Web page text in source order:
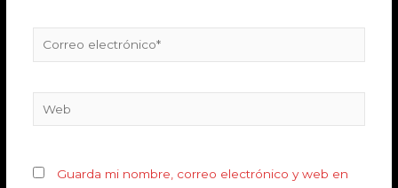
Guarda mi nombre, correo electrónico y web en